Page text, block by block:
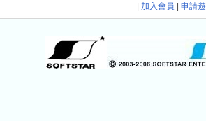
加入會員 申請